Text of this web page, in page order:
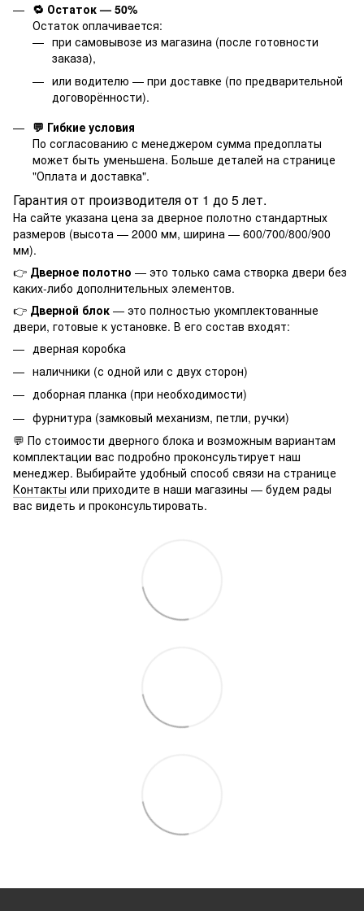
🔁 Остаток — 50%
Остаток оплачивается:
при самовывозе из магазина (после готовности
заказа),
или водителю — при доставке (по предварительной
договорённости).
💬 Гибкие условия
По согласованию с менеджером сумма предоплаты
может быть уменьшена. Больше деталей на странице
"Оплата и доставка".
Гарантия от производителя от 1 до 5 лет.
На сайте указана цена за дверное полотно стандартных
размеров (высота — 2000 мм, ширина — 600/700/800/900
мм).
👉 Дверное полотно — это только сама створка двери без
каких-либо дополнительных элементов.
👉 Дверной блок — это полностью укомплектованные
двери, готовые к установке. В его состав входят:
дверная коробка
наличники (с одной или с двух сторон)
доборная планка (при необходимости)
фурнитура (замковый механизм, петли, ручки)
💬 По стоимости дверного блока и возможным вариантам
комплектации вас подробно проконсультирует наш
менеджер. Выбирайте удобный способ связи на странице
Контакты или приходите в наши магазины — будем рады
вас видеть и проконсультировать.